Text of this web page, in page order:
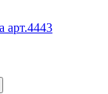
арт.4443